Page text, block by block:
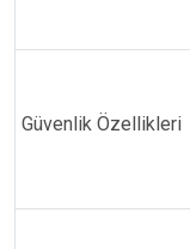
Güvenlik Özellikleri